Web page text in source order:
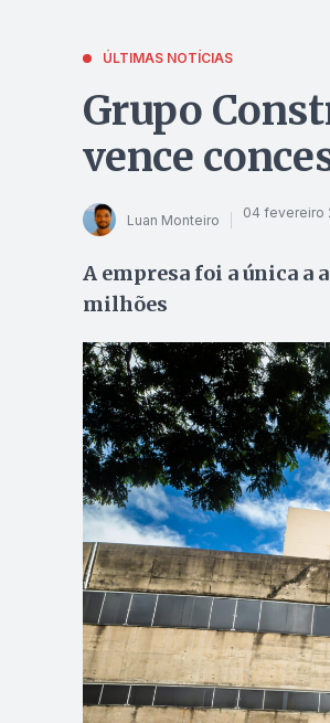
ÚLTIMAS NOTÍCIAS
Grupo
vence
Luan Monteiro 04 fevereiro
A empresa foi a única a
milhões